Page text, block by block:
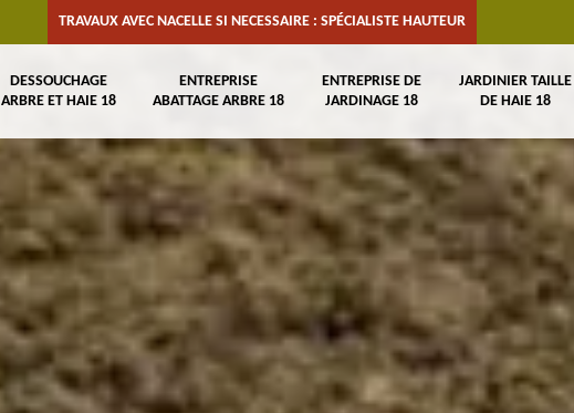
TRAVAUX AVEC NACELLE SI NECESSAIRE : SPÉCIALISTE HAUTEUR
DESSOUCHAGE
ARBRE ET HAIE 18
ENTREPRISE
ABATTAGE ARBRE 18
ENTREPRISE DE
JARDINAGE 18
JARDINIER TAILLE
DE HAIE 18